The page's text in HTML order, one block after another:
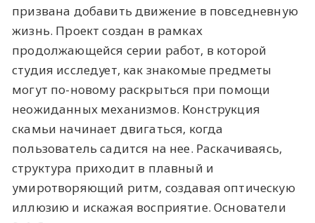
призвана добавить движение в повседневную
жизнь. Проект создан в рамках
продолжающейся серии работ, в которой
студия исследует, как знакомые предметы
могут по-новому раскрыться при помощи
неожиданных механизмов. Конструкция
скамьи начинает двигаться, когда
пользователь садится на нее. Раскачиваясь,
структура приходит в плавный и
умиротворяющий ритм, создавая оптическую
иллюзию и искажая восприятие. Основатели